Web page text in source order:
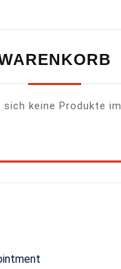
sich keine Produkte im